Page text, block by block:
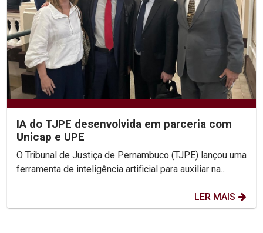
IA do TJPE desenvolvida em parceria com
Unicap e UPE
O Tribunal de Justiça de Pernambuco (TJPE) lançou uma
ferramenta de inteligência artificial para auxiliar na...
LER MAIS